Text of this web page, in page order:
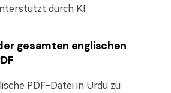
durch KI
gesamten englischen
PDF-Datei in Urdu zu